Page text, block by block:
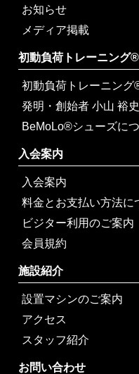
お知らせ
メディア掲載
初動負荷トレーニング
初動負荷トレーニング
発明・創始者 小山 裕
BeMoLo®シューズに
入会案内
入会案内
料金とお支払い方法に
ビジター利用のご案内
会員規約
施設紹介
設置マシンのご案内
アクセス
スタッフ紹介
お問い合わせ